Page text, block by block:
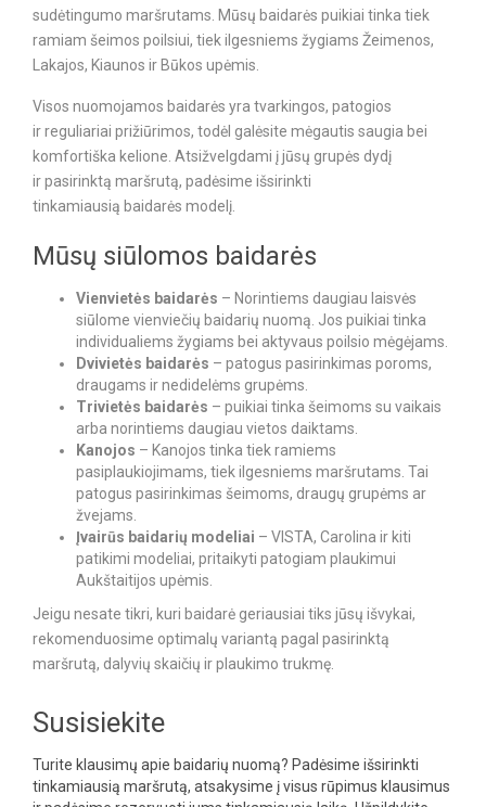
sudėtingumo maršrutams. Mūsų baidarės puikiai tinka tiek
ramiam šeimos poilsiui, tiek ilgesniems žygiams Žeimenos,
Lakajos, Kiaunos ir Būkos upėmis.
Visos nuomojamos baidarės yra tvarkingos, patogios
ir reguliariai prižiūrimos, todėl galėsite mėgautis saugia bei
komfortiška kelione. Atsižvelgdami į jūsų grupės dydį
ir pasirinktą maršrutą, padėsime išsirinkti
tinkamiausią baidarės modelį.
Mūsų siūlomos baidarės
Vienvietės baidarės – Norintiems daugiau laisvės
siūlome vienviečių baidarių nuomą. Jos puikiai tinka
individualiems žygiams bei aktyvaus poilsio mėgėjams.
Dvivietės baidarės – patogus pasirinkimas poroms,
draugams ir nedidelėms grupėms.
Trivietės baidarės – puikiai tinka šeimoms su vaikais
arba norintiems daugiau vietos daiktams.
Kanojos – Kanojos tinka tiek ramiems
pasiplaukiojimams, tiek ilgesniems maršrutams. Tai
patogus pasirinkimas šeimoms, draugų grupėms ar
žvejams.
Įvairūs baidarių modeliai – VISTA, Carolina ir kiti
patikimi modeliai, pritaikyti patogiam plaukimui
Aukštaitijos upėmis.
Jeigu nesate tikri, kuri baidarė geriausiai tiks jūsų išvykai,
rekomenduosime optimalų variantą pagal pasirinktą
maršrutą, dalyvių skaičių ir plaukimo trukmę.
Susisiekite
Turite klausimų apie baidarių nuomą? Padėsime išsirinkti
tinkamiausią maršrutą, atsakysime į visus rūpimus klausimus